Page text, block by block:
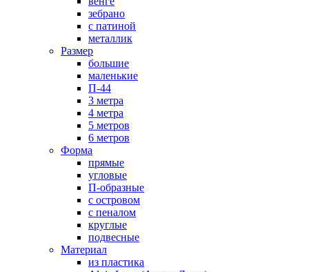
зебрано
с патиной
металлик
Размер
большие
маленькие
П-44
3 метра
4 метра
5 метров
6 метров
Форма
прямые
угловые
П-образные
с островом
с пеналом
круглые
подвесные
Материал
из пластика